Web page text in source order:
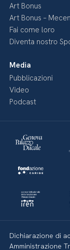
Art Bonus
Art Bonus –
Fai come loro
Diventa nostro
Media
Pubblicazioni
Video
Podcast
Dichiarazione di
Amministrazione